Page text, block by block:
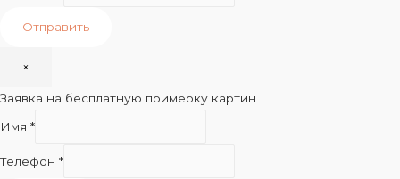
Отправить
×
Заявка на бесплатную примерку картин
Имя *
Телефон *